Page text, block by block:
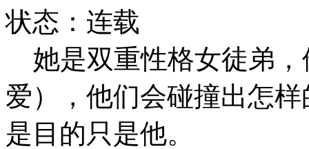
状态：连载
她是双重性格女徒弟，
爱），他们会碰撞出怎
是目的只是他。